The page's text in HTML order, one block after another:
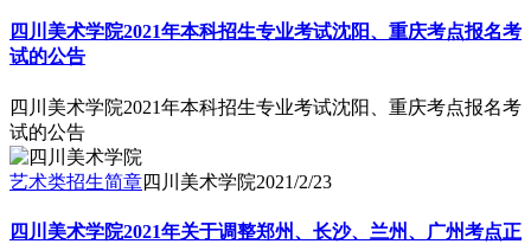
四川美术学院2021年本科招生专业考试沈阳、重庆考点报名考
试的公告
四川美术学院2021年本科招生专业考试沈阳、重庆考点报名考
试的公告
艺术类招生简章四川美术学院2021/2/23
四川美术学院2021年关于调整郑州、长沙、兰州、广州考点正